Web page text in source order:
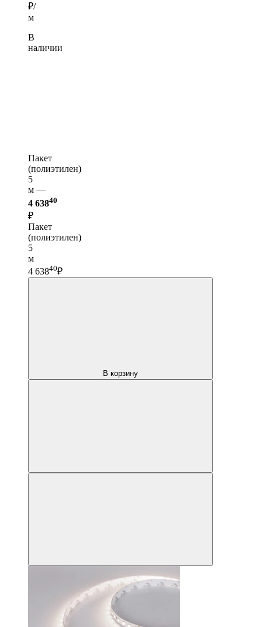
₽/
м
В
наличии
Пакет
(полиэтилен)
5
м —
4 63840
₽
Пакет
(полиэтилен)
5
м
4 63840₽
В корзину